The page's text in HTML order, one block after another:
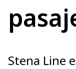
Stena Line